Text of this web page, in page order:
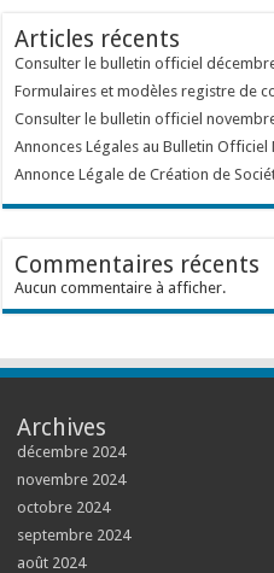
Articles récents
Consulter le bulletin officiel
Formulaires et modèles registre de
Consulter le bulletin officiel
Annonces Légales au Bulletin Officiel
Annonce Légale de Création de
Commentaires récents
Aucun commentaire à afficher.
Archives
décembre 2024
novembre 2024
octobre 2024
septembre 2024
août 2024